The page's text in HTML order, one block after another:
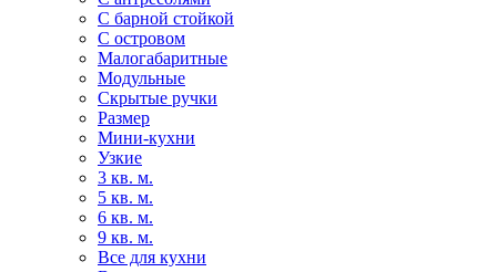
С барной стойкой
С островом
Малогабаритные
Модульные
Скрытые ручки
Размер
Мини-кухни
Узкие
3 кв. м.
5 кв. м.
6 кв. м.
9 кв. м.
Все для кухни